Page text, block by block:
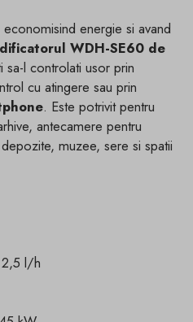
energie si avand
WDH-SE60 de
sa-l controlati usor prin
cu atingere sau prin
. Este potrivit pentru
antecamere pentru
muzee, sere si spatii
l/h